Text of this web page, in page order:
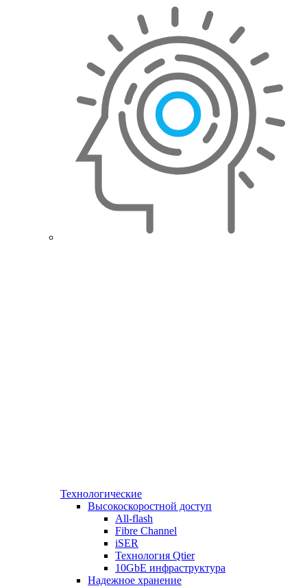
Технологические
Высокоскоростной доступ
All-flash
Fibre Channel
iSER
Технология Qtier
10GbE инфраструктура
Надежное хранение